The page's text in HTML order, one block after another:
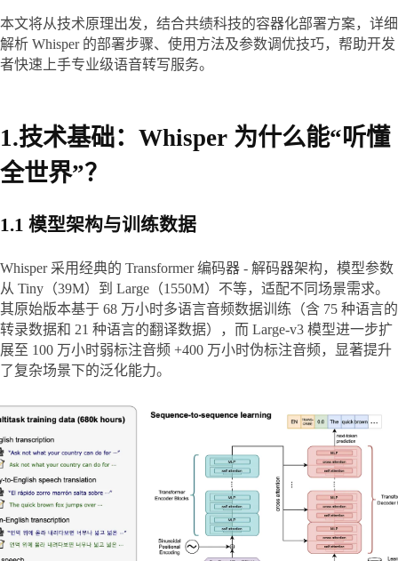
本文将从技术原理出发，结合共绩科技的容器化部署方案，详细
解析 Whisper 的部署步骤、使用方法及参数调优技巧，帮助开发
者快速上手专业级语音转写服务。
1.技术基础：Whisper 为什么能“听懂
全世界”？
1.1 模型架构与训练数据
Whisper 采用经典的 Transformer 编码器 - 解码器架构，模型参数
从 Tiny（39M）到 Large（1550M）不等，适配不同场景需求。
其原始版本基于 68 万小时多语言音频数据训练（含 75 种语言的
转录数据和 21 种语言的翻译数据），而 Large-v3 模型进一步扩
展至 100 万小时弱标注音频 +400 万小时伪标注音频，显著提升
了复杂场景下的泛化能力。